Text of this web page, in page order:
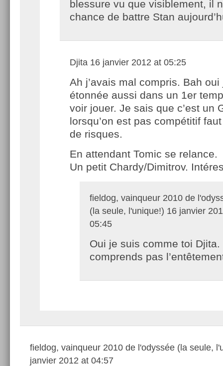
blessure vu que visiblement, il
chance de battre Stan
Djita 16 janvier 2012 at 05:25
Ah j’avais mal compris. Bah oui
étonnée aussi dans un 1er
voir jouer. Je sais que c’est un
lorsqu’on est pas compétitif
de risques.
En attendant Tomic se relance.
Un petit Chardy/Dimitrov.
fieldog, vainqueur 2010 de
(la seule, l'unique!) 16 janvier
05:45
Oui je suis comme toi Djita.
comprends pas
fieldog, vainqueur 2010 de l'odyssée (la seule,
janvier 2012 at 04:57